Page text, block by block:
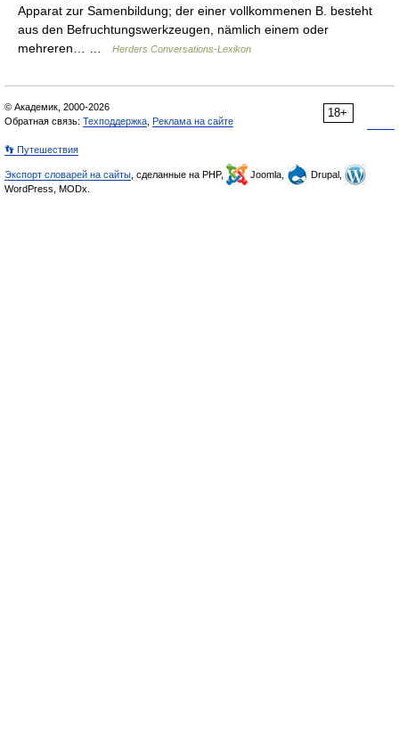
Apparat zur Samenbildung; der einer vollkommenen B. besteht
aus den Befruchtungswerkzeugen, nämlich einem oder
mehreren… …
Herders Conversations-Lexikon
18+
© Академик, 2000-2026
Обратная связь: Техподдержка Реклама на сайте
👣 Путешествия
Экспорт словарей на сайты , сделанные на PHP, Joomla,
Drupal,
WordPress, MODx.